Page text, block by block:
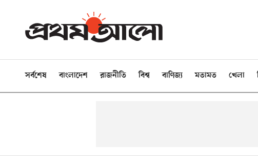
সর্বশেষ বাংলাদেশ রাজনীতি বিশ্ব বাণিজ্য মতামত খেলা